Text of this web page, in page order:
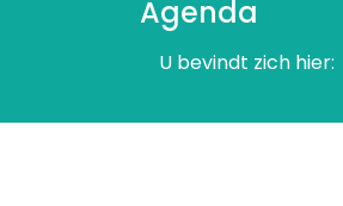
Agenda
U bevindt zich hier: